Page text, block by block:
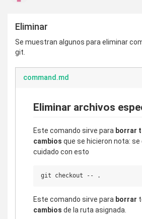
Eliminar
Se muestran algunos para eliminar
git.
command.md
Eliminar archivos
Este comando sirve para borrar
cambios que se hicieron nota:
cuidado con esto
Este comando sirve para borrar
cambios de la ruta asignada.